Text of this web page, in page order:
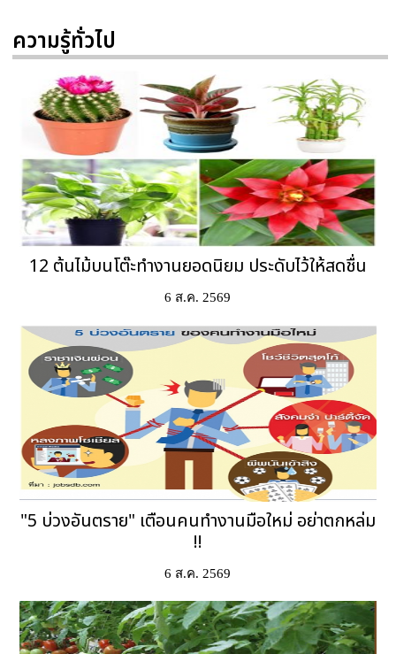
ความรู้ทั่วไป
12 ต้นไม้บนโต๊ะทำงานยอดนิยม ประดับไว้ให้สดชื่น
6 ส.ค. 2569
"5 บ่วงอันตราย" เตือนคนทำงานมือใหม่ อย่าตกหล่ม
!!
6 ส.ค. 2569